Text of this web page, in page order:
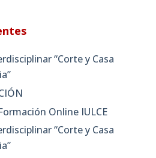
“Corte y Casa
Online IULCE
“Corte y Casa